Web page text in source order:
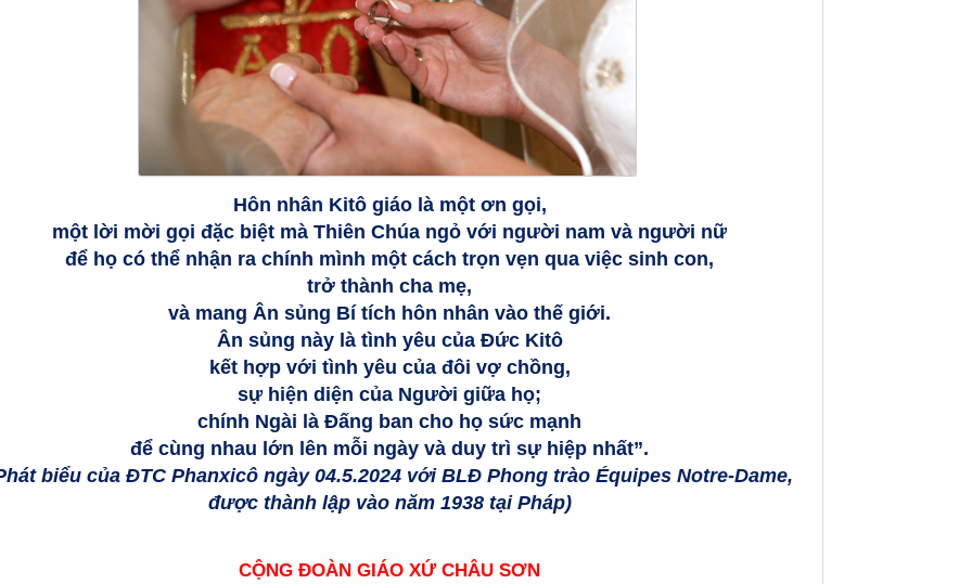
Hôn nhân Kitô giáo là một ơn gọi,
một lời mời gọi đặc biệt mà Thiên Chúa ngỏ với người nam và người nữ
để họ có thể nhận ra chính mình một cách trọn vẹn qua việc sinh con,
trở thành cha mẹ,
và mang Ân sủng Bí tích hôn nhân vào thế giới.
Ân sủng này là tình yêu của Đức Kitô
kết hợp với tình yêu của đôi vợ chồng,
sự hiện diện của Người giữa họ;
chính Ngài là Đấng ban cho họ sức mạnh
để cùng nhau lớn lên mỗi ngày và duy trì sự hiệp nhất”.
biểu của ĐTC Phanxicô ngày 04.5.2024 với BLĐ Phong trào Équipes Notre-Dame,
được thành lập vào năm 1938 tại Pháp)
CỘNG ĐOÀN GIÁO XỨ CHÂU SƠN